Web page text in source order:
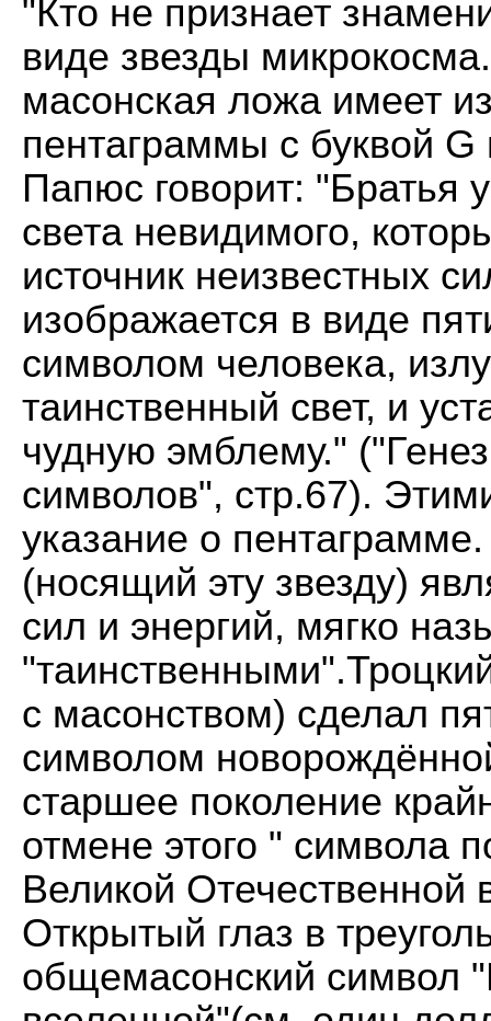
"Кто не признает
виде звезды
масонская ложа имеет
пентаграммы с буквой
Папюс говорит: "Братья
света невидимого,
источник неизвестных
изображается в виде
символом человека,
таинственный свет, и
чудную эмблему."
символов", стр.67).
указание о
(носящий эту звезду)
сил и энергий, мягко
с масонством) сделал
символом
старшее поколение
отмене этого " символа
Великой Отечественной
Открытый глаз в
общемасонский символ